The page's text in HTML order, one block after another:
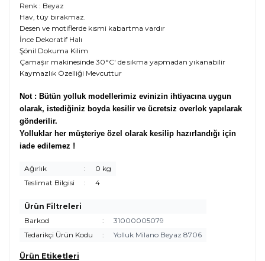
Renk : Beyaz
Hav, tüy bırakmaz.
Desen ve motiflerde kısmi kabartma vardır
İnce Dekoratif Halı
Şönil Dokuma Kilim
Çamaşır makinesinde 30°C' de sıkma yapmadan yıkanabilir
Kaymazlık Özelliği Mevcuttur
Not : Bütün yolluk modellerimiz evinizin ihtiyacına uygun
olarak, istediğiniz boyda kesilir ve ücretsiz overlok yapılarak
gönderilir.
Yolluklar her müşteriye özel olarak kesilip hazırlandığı için
iade edilemez !
Ağırlık :
0 kg
Teslimat Bilgisi
: 4
Ürün Filtreleri
Barkod
:
31000005079
Tedarikçi Ürün Kodu
: Yolluk Milano Beyaz 8706
Ürün Etiketleri